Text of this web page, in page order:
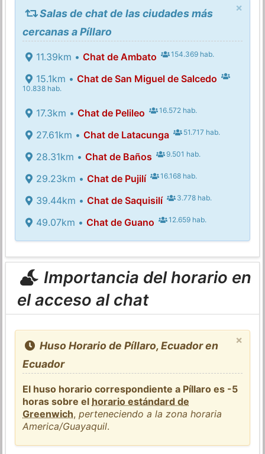
×
Salas de chat de las ciudades más
cercanas a Píllaro
11.39km • Chat de Ambato 154.369 hab.
15.1km • Chat de San Miguel de Salcedo
10.838 hab.
17.3km • Chat de Pelileo 16.572 hab.
27.61km • Chat de Latacunga 51.717 hab.
28.31km • Chat de Baños 9.501 hab.
29.23km • Chat de Pujilí 16.168 hab.
39.44km • Chat de Saquisilí 3.778 hab.
49.07km • Chat de Guano 12.659 hab.
Importancia del horario en
el acceso al chat
×
Huso Horario de Píllaro, Ecuador en
Ecuador
El huso horario correspondiente a Píllaro es -5
horas sobre el horario estándard de
Greenwich,perteneciendo a la zona horaria
America/Guayaquil.